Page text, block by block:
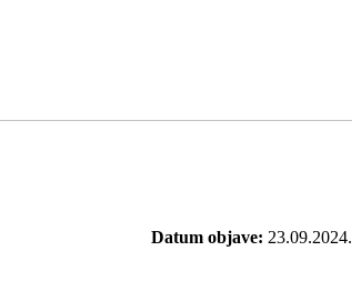
Datum objave: 23.09.2024.